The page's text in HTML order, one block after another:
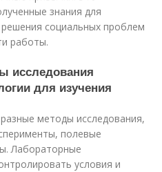
знания для
социальных проблем
работы.
исследования
для изучения
методы исследования,
полевые
Лабораторные
условия и